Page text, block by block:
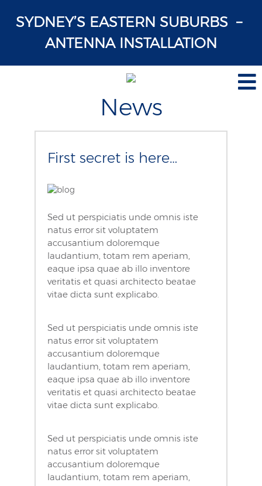
SYDNEY’S EASTERN SUBURBS –
ANTENNA INSTALLATION
News
First secret is here…
Sed ut perspiciatis unde omnis iste
natus error sit voluptatem
accusantium doloremque
laudantium, totam rem aperiam,
eaque ipsa quae ab illo inventore
veritatis et quasi architecto beatae
vitae dicta sunt explicabo.
Sed ut perspiciatis unde omnis iste
natus error sit voluptatem
accusantium doloremque
laudantium, totam rem aperiam,
eaque ipsa quae ab illo inventore
veritatis et quasi architecto beatae
vitae dicta sunt explicabo.
Sed ut perspiciatis unde omnis iste
natus error sit voluptatem
accusantium doloremque
laudantium, totam rem aperiam,